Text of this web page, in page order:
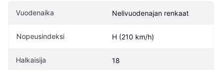
Vuodenaika Nelivuodenajan renkaat
Nopeusindeksi H (210 km/h)
Halkaisija 18